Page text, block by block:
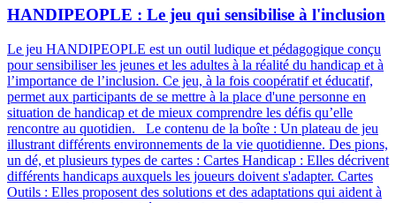
HANDIPEOPLE : Le jeu qui sensibilise à l'inclusion
Le jeu HANDIPEOPLE est un outil ludique et pédagogique conçu
pour sensibiliser les jeunes et les adultes à la réalité du handicap et à
l’importance de l’inclusion. Ce jeu, à la fois coopératif et éducatif,
permet aux participants de se mettre à la place d'une personne en
situation de handicap et de mieux comprendre les défis qu’elle
rencontre au quotidien. Le contenu de la boîte : Un plateau de jeu
illustrant différents environnements de la vie quotidienne. Des pions,
un dé, et plusieurs types de cartes : Cartes Handicap : Elles décrivent
différents handicaps auxquels les joueurs doivent s'adapter. Cartes
Outils : Elles proposent des solutions et des adaptations qui aident à